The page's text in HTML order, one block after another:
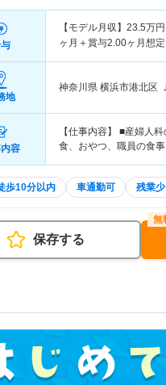
【モデル月収】 23.5万
ヶ月＋賞与2.00ヶ月想定
地
神奈川県 横浜市港北区
容
【仕事内容】 ■産婦人
食、おやつ、職員の食
歩10分以内 車通勤可 残業
保存する